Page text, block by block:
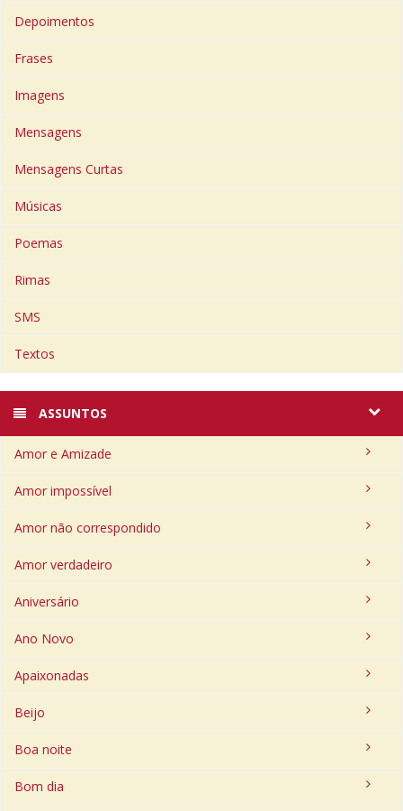
Depoimentos
Frases
Imagens
Mensagens
Mensagens Curtas
Músicas
Poemas
Rimas
SMS
Textos
ASSUNTOS
Amor e Amizade
Amor impossível
Amor não correspondido
Amor verdadeiro
Aniversário
Ano Novo
Apaixonadas
Beijo
Boa noite
Bom dia